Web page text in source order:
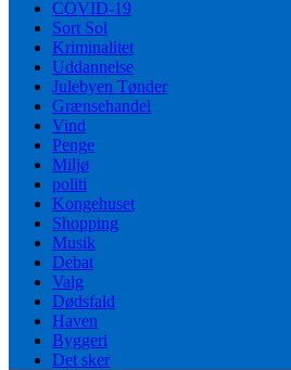
COVID-19
Sort Sol
Kriminalitet
Uddannelse
Julebyen Tønder
Grænsehandel
Vind
Penge
Miljø
politi
Kongehuset
Shopping
Musik
Debat
Valg
Dødsfald
Haven
Byggeri
Det sker